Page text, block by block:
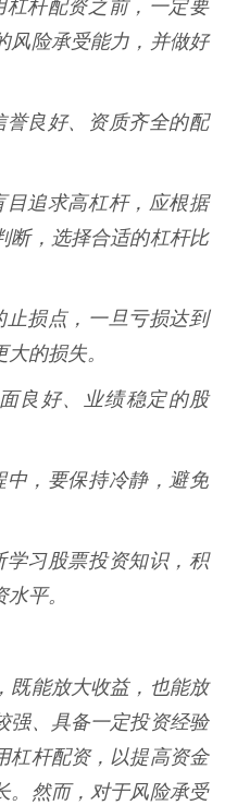
杆配资之前，一定要
风险承受能力，并做好
良好、资质齐全的配
追求高杠杆，应根据
断，选择合适的杠杆比
损点，一旦亏损达到
的损失。
良好、业绩稳定的股
，要保持冷静，避免
习股票投资知识，积
平。
既能放大收益，也能放
强、具备一定投资经验
杠杆配资，以提高资金
。然而，对于风险承受